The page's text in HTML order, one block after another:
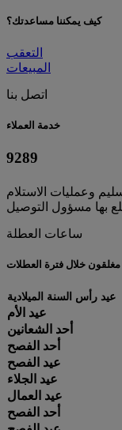
كيف يمكننا مساعدتك؟
التعقب
المبيعات
اتصل بنا
خدمة العملاء
9289
وعمليات الاستلام
بها مسؤول التوصيل
ساعات العطلة
خلال فترة العطلات
عيد رأس السنة الميلادية
عيد الأم
أحد الشعانين
أحد الفصح
عيد الفصح
عيد الجلاء
عيد العمال
أحد الفصح